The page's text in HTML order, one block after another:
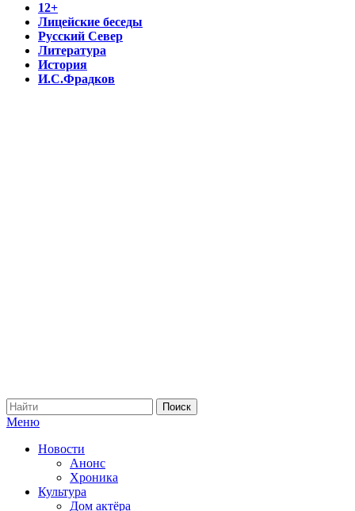
12+
Лицейские беседы
Русский Север
Литература
История
И.С.Фрадков
Меню
Новости
Анонс
Хроника
Культура
Дом актёра